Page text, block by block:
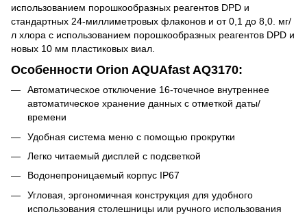
использованием порошкообразных реагентов DPD и
стандартных 24-миллиметровых флаконов и от 0,1 до 8,0. мг/
л хлора с использованием порошкообразных реагентов DPD и
новых 10 мм пластиковых виал.
Особенности Orion AQUAfast AQ3170:
Автоматическое отключение 16-точечное внутреннее
автоматическое хранение данных с отметкой даты/
времени
Удобная система меню с помощью прокрутки
Легко читаемый дисплей с подсветкой
Водонепроницаемый корпус IP67
Угловая, эргономичная конструкция для удобного
использования столешницы или ручного использования